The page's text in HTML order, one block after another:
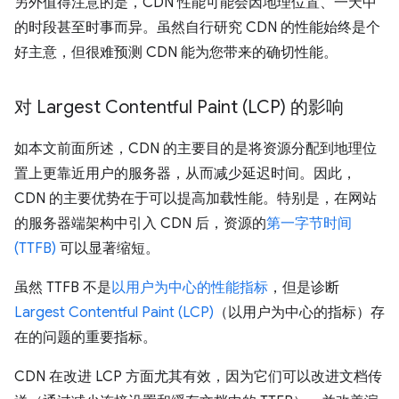
的时段甚至时事而异。虽然自行研究 CDN 的性能始终是个
好主意，但很难预测 CDN 能为您带来的确切性能。
对 Largest Contentful Paint (LCP) 的影响
如本文前面所述，CDN 的主要目的是将资源分配到地理位
置上更靠近用户的服务器，从而减少延迟时间。因此，
CDN 的主要优势在于可以提高加载性能。特别是，在网站
的服务器端架构中引入 CDN 后，资源的第一字节时间
(TTFB) 可以显著缩短。
虽然 TTFB 不是以用户为中心的性能指标 ，但是诊断
Largest Contentful Paint (LCP) （以用户为中心的指标）存
在的问题的重要指标。
CDN 在改进 LCP 方面尤其有效，因为它们可以改进文档传